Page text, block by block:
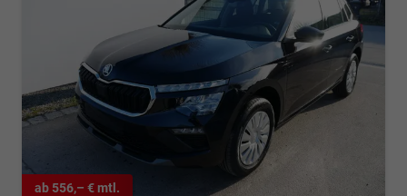
ab 556,– € mtl.